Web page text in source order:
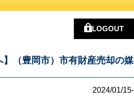
LOGOUT
（豊岡市）市有財産売却の媒
2024/01/15-